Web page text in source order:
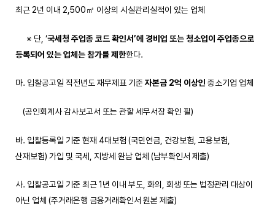
최근 2년 이내 2,500㎡ 이상의 시실관리실적이 있는 업체
※ 단, ‘국세청 주업종 코드 확인서’에 경비업 또는 청소업이 주업종으로
등록되어 있는 업체는 참가를 제한한다.
마. 입찰공고일 직전년도 재무제표 기준자본금 2억 이상인 중소기업 업체
(공인회계사 감사보고서 또는 관할 세무서장 확인 필)
바. 입찰등록일 기준 현재 4대보험 (국민연금, 건강보험, 고용보험,
산재보험) 가입 및 국세, 지방세 완납 업체 (납부확인서 제출)
사. 입찰공고일 기준 최근 1년 이내 부도, 화의, 회생 또는 법정관리 대상이
아닌 업체 (주거래은행 금융거래확인서 원본 제출)